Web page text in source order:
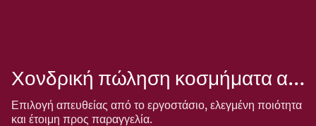
Χονδρική πώληση κοσμήματα από σμάλτο
Επιλογή απευθείας από το εργοστάσιο, ελεγμένη ποιότητα
και έτοιμη προς παραγγελία.